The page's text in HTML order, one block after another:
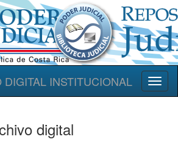
DIGITAL INSTITUCIONAL
digital